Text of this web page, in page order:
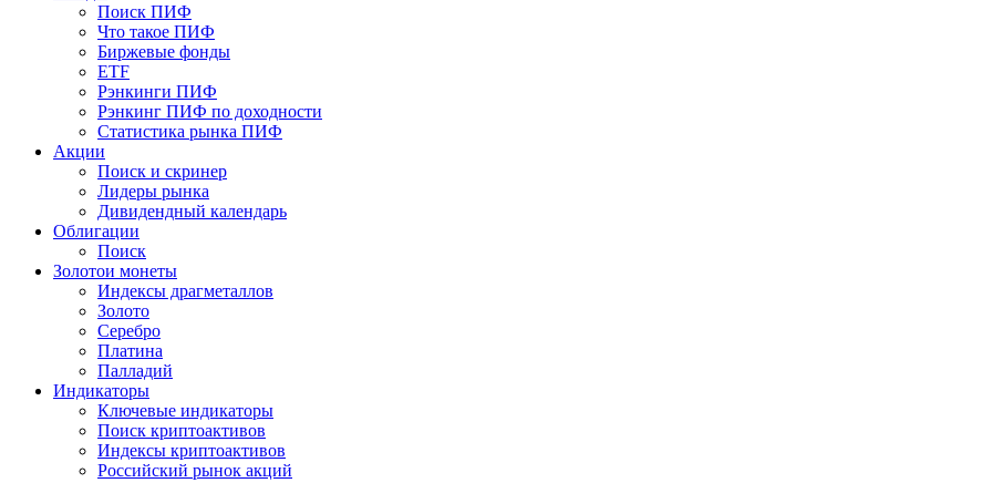
Поиск ПИФ
Что такое ПИФ
Биржевые фонды
ETF
Рэнкинги ПИФ
Рэнкинг ПИФ по доходности
Статистика рынка ПИФ
Акции
Поиск и скринер
Лидеры рынка
Дивидендный календарь
Облигации
Поиск
Золотои монеты
Индексы драгметаллов
Золото
Серебро
Платина
Палладий
Индикаторы
Ключевые индикаторы
Поиск криптоактивов
Индексы криптоактивов
Российский рынок акций